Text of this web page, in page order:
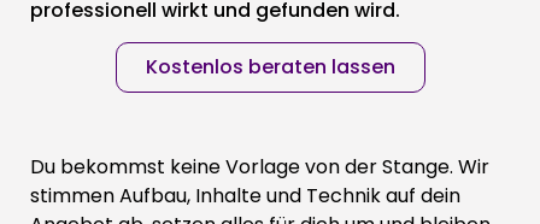
professionell wirkt und gefunden wird.
Kostenlos beraten lassen
Du bekommst keine Vorlage von der Stange. Wir
stimmen Aufbau, Inhalte und Technik auf dein